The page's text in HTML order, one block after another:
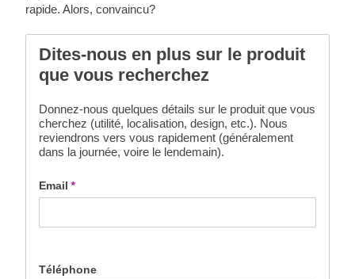
rapide. Alors, convaincu?
Dites-nous en plus sur le produit
que vous recherchez
Donnez-nous quelques détails sur le produit que vous
cherchez (utilité, localisation, design, etc.). Nous
reviendrons vers vous rapidement (généralement
dans la journée, voire le lendemain).
Email *
Téléphone